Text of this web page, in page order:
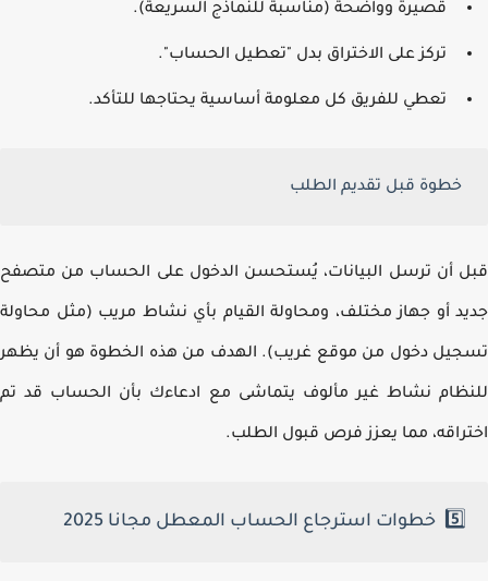
قصيرة وواضحة (مناسبة للنماذج السريعة).
تركز على الاختراق بدل "تعطيل الحساب".
تعطي للفريق كل معلومة أساسية يحتاجها للتأكد.
خطوة قبل تقديم الطلب
أن ترسل البيانات، يُستحسن الدخول على الحساب من متصفح
أو جهاز مختلف، ومحاولة القيام بأينشاط مريب(مثل محاولة
دخول من موقع غريب). الهدف من هذه الخطوة هو أن يظهر
نشاط غير مألوف يتماشى مع ادعاءك بأن الحساب قد تم
مما يعزز فرص قبول الطلب.
5️⃣ خطوات استرجاع الحساب المعطل مجانا 2025